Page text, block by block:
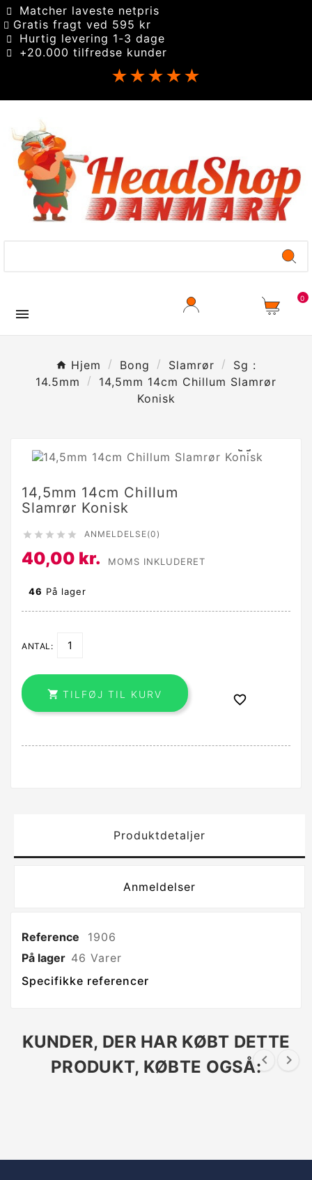
Matcher laveste netpris
Gratis fragt ved 595 kr
Hurtig levering 1-3 dage
+20.000 tilfredse kunder
★★★★★

0
Hjem Bong Slamrør
Sg :
14.5mm
14,5mm 14cm Chillum Slamrør
Konisk

14,5mm 14cm Chillum
Slamrør Konisk
     ANMELDELSE(0)
40,00 kr. MOMS INKLUDERET
46 På lager
ANTAL:
 TILFØJ TIL KURV 
Produktdetaljer
Anmeldelser
Reference
1906
På lager 46 Varer
Specifikke referencer
KUNDER, DER HAR KØBT DETTE
PRODUKT, KØBTE OGSÅ: 